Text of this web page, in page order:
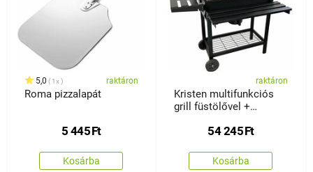
5,0 1x raktáron
Roma pizzalapát
5 445Ft
Kosárba
raktáron
Kristen multifunkciós
grill füstölővel +
x 115 x 82 cm
54 245Ft
Kosárba